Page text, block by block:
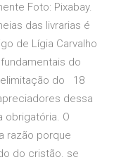
Foto: Pixabay.
das livrarias é
de Lígia Carvalho
do
do 18
dessa
obrigatória. O
razão porque
do cristão. se